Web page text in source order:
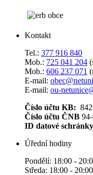
Kontakt
Tel.: 377 916 840
Mob.: 725 041 204
Mob.: 606 237 071
E-mail:
E-mail: ou-
Číslo účtu KB:
Číslo účtu ČNB
ID datové
Úřední hodiny
Pondělí: 18:00 -
Středa: 18:00 - 20:00